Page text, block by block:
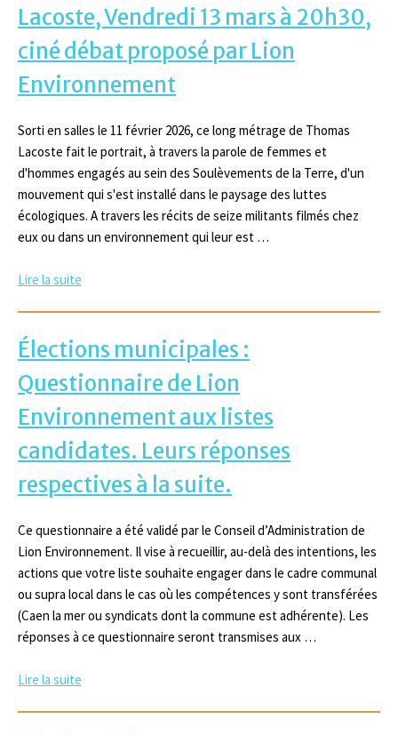
Lacoste, Vendredi 13 mars à 20h30,
ciné débat proposé par Lion
Environnement
Sorti en salles le 11 février 2026, ce long métrage de Thomas
Lacoste fait le portrait, à travers la parole de femmes et
d'hommes engagés au sein des Soulèvements de la Terre, d'un
mouvement qui s'est installé dans le paysage des luttes
écologiques. A travers les récits de seize militants filmés chez
eux ou dans un environnement qui leur est …
Lire la suite
Élections municipales :
Questionnaire de Lion
Environnement aux listes
candidates. Leurs réponses
respectives à la suite.
Ce questionnaire a été validé par le Conseil d’Administration de
Lion Environnement. Il vise à recueillir, au-delà des intentions, les
actions que votre liste souhaite engager dans le cadre communal
ou supra local dans le cas où les compétences y sont transférées
(Caen la mer ou syndicats dont la commune est adhérente). Les
réponses à ce questionnaire seront transmises aux …
Lire la suite